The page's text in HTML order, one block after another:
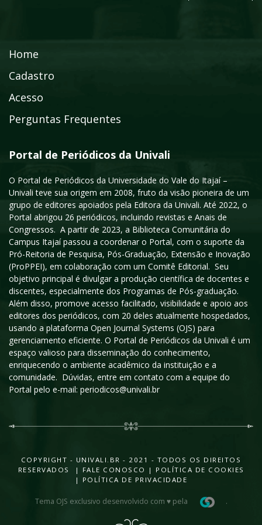
Home
Cadastro
Acesso
Perguntas Frequentes
Portal de Periódicos da Univali
O Portal de Periódicos da Universidade do Vale do Itajaí –
Univali teve sua origem em 2008, fruto da visão pioneira de um
grupo de editores apoiados pela Editora da Univali. Até 2022, o
Portal abrigou 26 periódicos, incluindo revistas e Anais de
Congressos. A partir de 2023, a Biblioteca Comunitária do
Campus Itajaí passou a coordenar o Portal, com o suporte da
Pró-Reitoria de Pesquisa, Pós-Graduação, Extensão e Inovação
(ProPPEI), em colaboração com um Comitê Editorial. Seu
objetivo principal é divulgar a produção científica de docentes e
discentes, especialmente dos Programas de Pós-graduação.
Além disso, promove acesso facilitado, visibilidade e apoio aos
editores dos periódicos, com 20 deles atualmente hospedados,
usando a plataforma Open Journal Systems (OJS) para
gerenciamento eficiente. O Portal de Periódicos da Univali é um
espaço valioso para disseminação do conhecimento,
enriquecendo o ambiente acadêmico da instituição e a
comunidade. Dúvidas, entre em contato com a equipe do
Portal pelo e-mail: periodicos@univali.br
COPYRIGHT - UNIVALI.BR - 2021 - TODOS OS DIREITOS
RESERVADOS |
FALE CONOSCO | POLÍTICA DE COOKIES
| POLÍTICA DE PRIVACIDADE
Tema OJS exclusivo desenvolvido com ♥ pela .